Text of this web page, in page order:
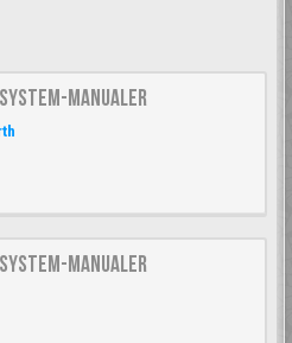
System-manualer
System-manualer